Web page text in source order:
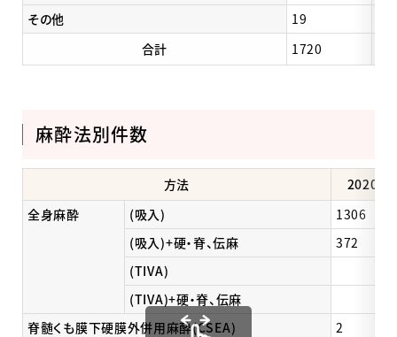
その他
19
合計
1720
麻酔法別件数
方法
2020年
全身麻酔
(吸入)
1306
(吸入)+硬・脊、伝麻
372
(TIVA)
(TIVA)+硬・脊、伝麻
脊髄くも膜下硬膜外併用麻酔(CSEA)
2